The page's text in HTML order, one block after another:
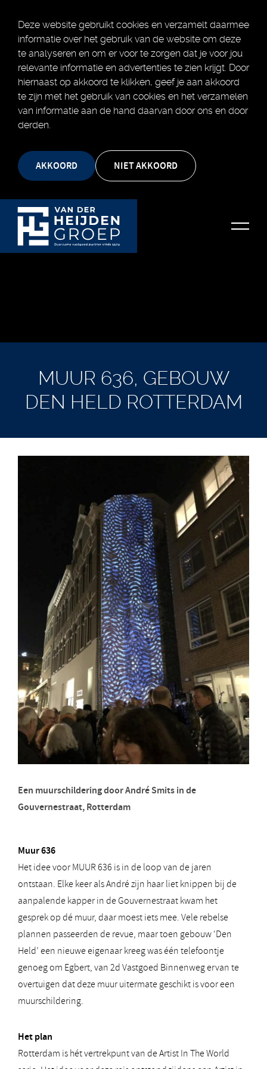
Deze website gebruikt cookies en verzamelt daarmee
informatie over het gebruik van de website om deze
te analyseren en om er voor te zorgen dat je voor jou
relevante informatie en advertenties te zien krijgt. Door
hiernaast op akkoord te klikken, geef je aan akkoord
te zijn met het gebruik van cookies en het verzamelen
van informatie aan de hand daarvan door ons en door
derden.
AKKOORD NIET AKKOORD
MUUR 636, GEBOUW
DEN HELD ROTTERDAM
Een muurschildering door André Smits in de
Gouvernestraat, Rotterdam
Muur 636
Het idee voor MUUR 636 is in de loop van de jaren
ontstaan. Elke keer als André zijn haar liet knippen bij de
aanpalende kapper in de Gouvernestraat kwam het
gesprek op dé muur, daar moest iets mee. Vele rebelse
plannen passeerden de revue, maar toen gebouw ‘Den
Held’ een nieuwe eigenaar kreeg was één telefoontje
genoeg om Egbert, van 2d Vastgoed Binnenweg ervan te
overtuigen dat deze muur uitermate geschikt is voor een
muurschildering.
Het plan
Rotterdam is hét vertrekpunt van de Artist In The World